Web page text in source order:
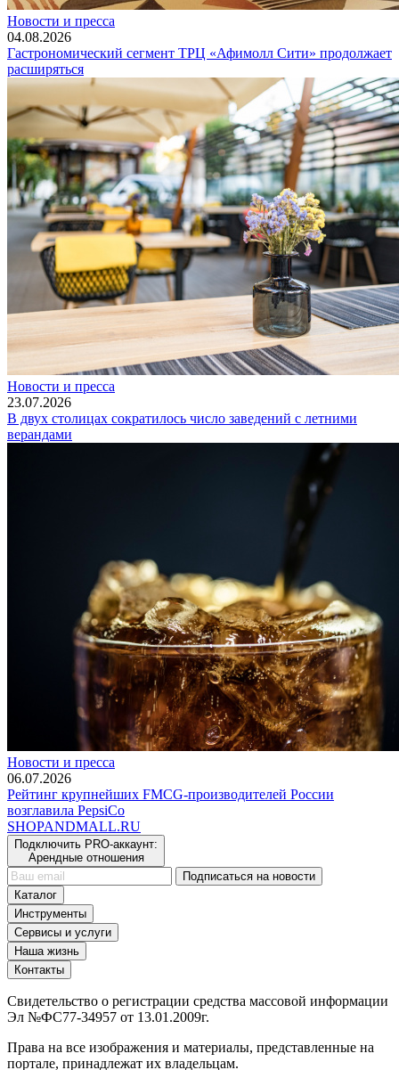
Новости и пресса
04.08.2026
Гастрономический сегмент ТРЦ «Афимолл Сити» продолжает
расширяться
Новости и пресса
23.07.2026
В двух столицах сократилось число заведений с летними
верандами
Новости и пресса
06.07.2026
Рейтинг крупнейших FMCG-производителей России
возглавила PepsiCo
SHOPANDMALL.RU
Подключить PRO-аккаунт:
Арендные отношения
Подписаться на новости
Каталог
Инструменты
Сервисы и услуги
Наша жизнь
Контакты
Свидетельство о регистрации средства массовой информации
Эл №ФС77-34957 от 13.01.2009г.
Права на все изображения и материалы, представленные на
портале, принадлежат их владельцам.